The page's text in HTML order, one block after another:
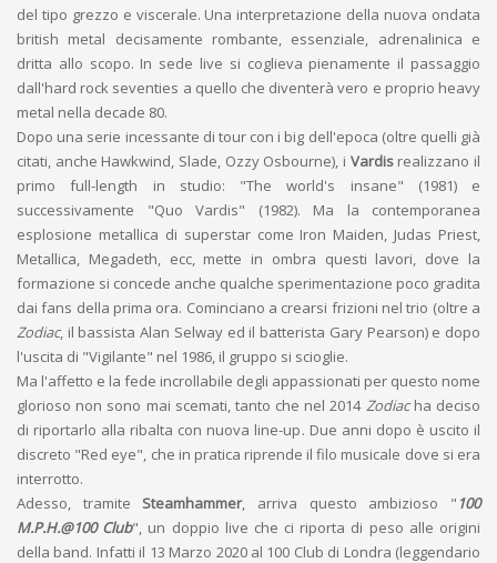
del tipo grezzo e viscerale. Una interpretazione della nuova ondata
british metal decisamente rombante, essenziale, adrenalinica e
dritta allo scopo. In sede live si coglieva pienamente il passaggio
dall'hard rock seventies a quello che diventerà vero e proprio heavy
metal nella decade 80.
Dopo una serie incessante di tour con i big dell'epoca (oltre quelli già
citati, anche Hawkwind, Slade, Ozzy Osbourne), i Vardisrealizzano il
primo full-length in studio: "The world's insane" (1981) e
successivamente "Quo Vardis" (1982). Ma la contemporanea
esplosione metallica di superstar come Iron Maiden, Judas Priest,
Metallica, Megadeth, ecc, mette in ombra questi lavori, dove la
formazione si concede anche qualche sperimentazione poco gradita
dai fans della prima ora. Cominciano a crearsi frizioni nel trio (oltre a
Zodiac, il bassista Alan Selway ed il batterista Gary Pearson) e dopo
l'uscita di "Vigilante" nel 1986, il gruppo si scioglie.
Ma l'affetto e la fede incrollabile degli appassionati per questo nome
glorioso non sono mai scemati, tanto che nel 2014 Zodiacha deciso
di riportarlo alla ribalta con nuova line-up. Due anni dopo è uscito il
discreto "Red eye", che in pratica riprende il filo musicale dove si era
interrotto.
Adesso, tramite Steamhammer, arriva questo ambizioso " 100
M.P.H.@100 Club", un doppio live che ci riporta di peso alle origini
della band. Infatti il 13 Marzo 2020 al 100 Club di Londra (leggendario